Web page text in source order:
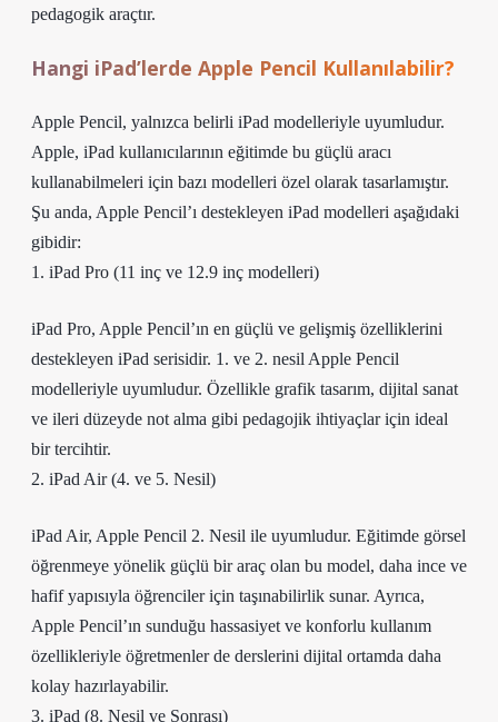
pedagogik araçtır.
Hangi iPad’lerde Apple Pencil Kullanılabilir?
Apple Pencil, yalnızca belirli iPad modelleriyle uyumludur.
Apple, iPad kullanıcılarının eğitimde bu güçlü aracı
kullanabilmeleri için bazı modelleri özel olarak tasarlamıştır.
Şu anda, Apple Pencil’ı destekleyen iPad modelleri aşağıdaki
gibidir:
1. iPad Pro (11 inç ve 12.9 inç modelleri)
iPad Pro, Apple Pencil’ın en güçlü ve gelişmiş özelliklerini
destekleyen iPad serisidir. 1. ve 2. nesil Apple Pencil
modelleriyle uyumludur. Özellikle grafik tasarım, dijital sanat
ve ileri düzeyde not alma gibi pedagojik ihtiyaçlar için ideal
bir tercihtir.
2. iPad Air (4. ve 5. Nesil)
iPad Air, Apple Pencil 2. Nesil ile uyumludur. Eğitimde görsel
öğrenmeye yönelik güçlü bir araç olan bu model, daha ince ve
hafif yapısıyla öğrenciler için taşınabilirlik sunar. Ayrıca,
Apple Pencil’ın sunduğu hassasiyet ve konforlu kullanım
özellikleriyle öğretmenler de derslerini dijital ortamda daha
kolay hazırlayabilir.
3. iPad (8. Nesil ve Sonrası)